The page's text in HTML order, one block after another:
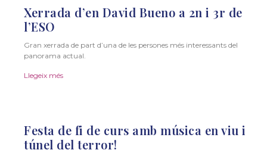
Xerrada d’en David Bueno a 2n i 3r de
l’ESO
Gran xerrada de part d’una de les persones més interessants del
panorama actual.
Llegeix més
Festa de fi de curs amb música en viu i
túnel del terror!